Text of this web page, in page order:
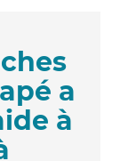
a
à